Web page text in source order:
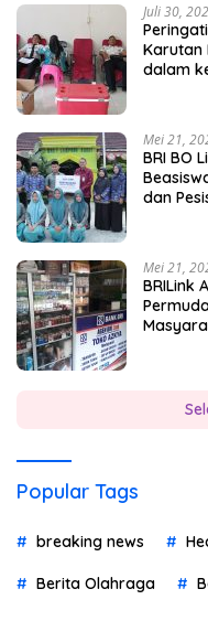
Juli 30,
Karutan
dalam
Mei 21,
BRI BO
dan
Mei 21,
BRILink
Popular Tags
breaking news
Berita Olahraga